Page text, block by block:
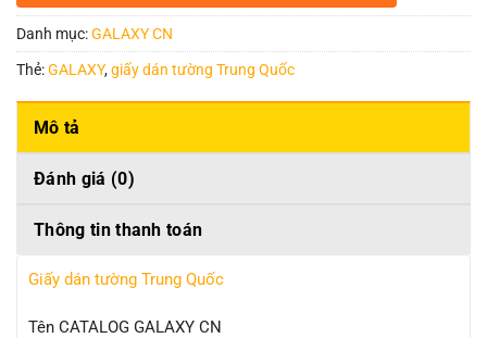
Danh mục:GALAXY CN
Thẻ:GALAXY,giấy dán tường Trung Quốc
Mô tả
Đánh giá (0)
Thông tin thanh toán
Giấy dán tường Trung Quốc
Tên CATALOG GALAXY CN